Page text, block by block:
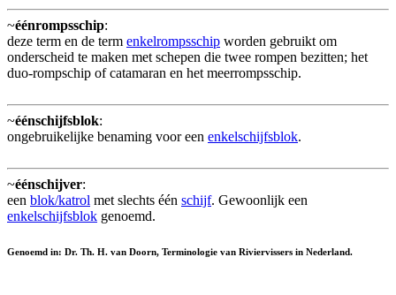
~éénrompsschip:
deze term en de term enkelrompsschip worden gebruikt om
onderscheid te maken met schepen die twee rompen bezitten; het
duo-rompschip of catamaran en het meerrompsschip.
~éénschijfsblok:
ongebruikelijke benaming voor een enkelschijfsblok.
~éénschijver:
een blok/katrol met slechts één schijf. Gewoonlijk een
enkelschijfsblok genoemd.
Genoemd in: Dr. Th. H. van Doorn, Terminologie van Riviervissers in Nederland.